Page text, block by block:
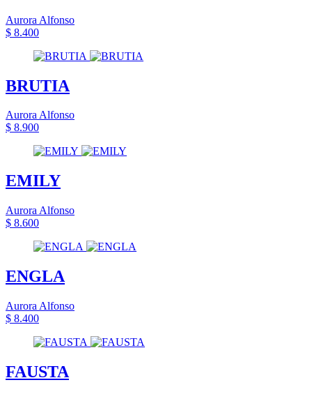
Aurora Alfonso
$ 8.400
BRUTIA
Aurora Alfonso
$ 8.900
EMILY
Aurora Alfonso
$ 8.600
ENGLA
Aurora Alfonso
$ 8.400
FAUSTA